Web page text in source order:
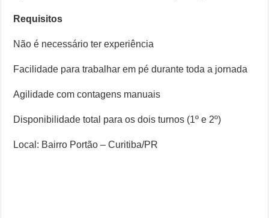
Requisitos
Não é necessário ter experiência
Facilidade para trabalhar em pé durante toda a jornada
Agilidade com contagens manuais
Disponibilidade total para os dois turnos (1º e 2º)
Local: Bairro Portão – Curitiba/PR